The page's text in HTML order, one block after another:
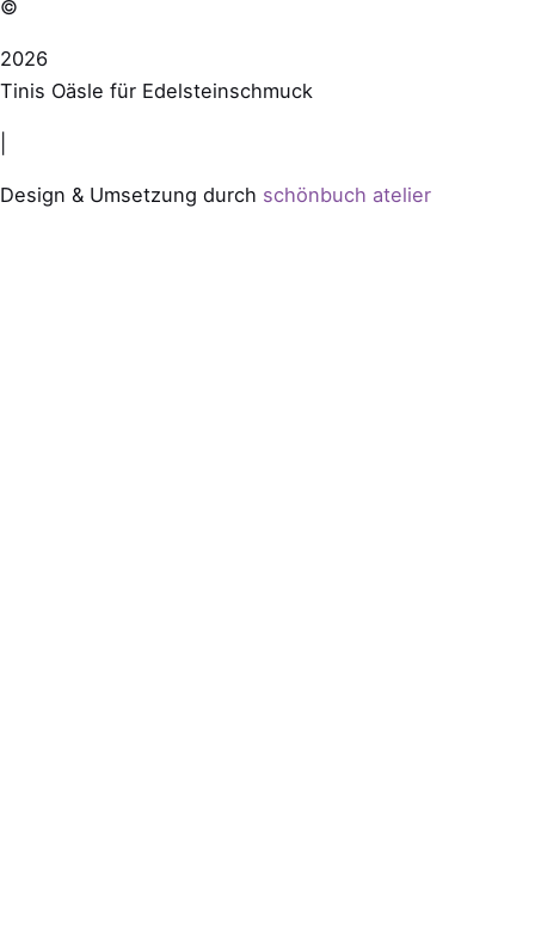
©
2026
Tinis Oäsle für Edelsteinschmuck
Design & Umsetzung durch schönbuch atelier